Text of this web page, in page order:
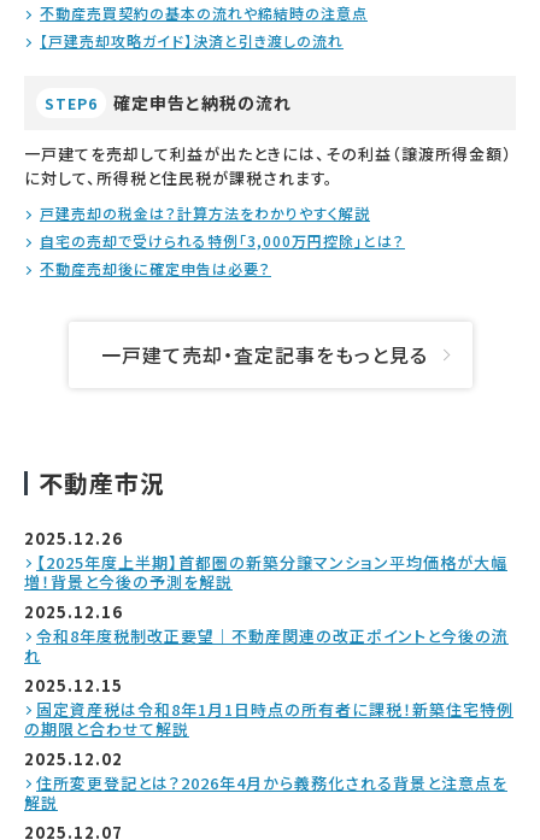
不動産売買契約の基本の流れや締結時の注意点
【戸建売却攻略ガイド】決済と引き渡しの流れ
STEP6 確定申告と納税の流れ
一戸建てを売却して利益が出たときには、その利益（譲渡所得金額）
に対して、所得税と住民税が課税されます。
戸建売却の税金は？計算方法をわかりやすく解説
自宅の売却で受けられる特例「3,000万円控除」とは？
不動産売却後に確定申告は必要？
一戸建て売却・査定記事をもっと見る
不動産市況
2025.12.26
【2025年度上半期】首都圏の新築分譲マンション平均価格が大幅
増！背景と今後の予測を解説
2025.12.16
令和8年度税制改正要望｜不動産関連の改正ポイントと今後の流
れ
2025.12.15
固定資産税は令和8年1月1日時点の所有者に課税！新築住宅特例
の期限と合わせて解説
2025.12.02
住所変更登記とは？2026年4月から義務化される背景と注意点を
解説
2025.12.07